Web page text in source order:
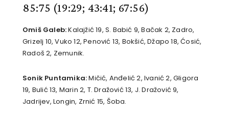
85:75 (19:29; 43:41; 67:56)
Omiš Galeb:Kalajžić 19, S. Babić 9, Bačak 2, Zadro,
Grizelj 10, Vuko 12, Penović 13, Bokšić, Džapo 18, Ćosić,
Radoš 2, Zemunik.
Sonik Puntamika:Mičić, Anđelić 2, Ivanić 2, Gligora
19, Bulić 13, Marin 2, T. Dražović 13, J. Dražović 9,
Jadrijev, Longin, Zrnić 15, Šoba.